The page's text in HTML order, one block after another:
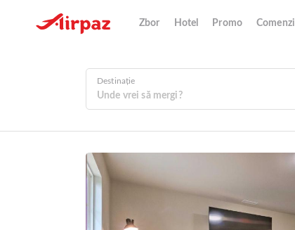
Zbor Hotel Promo Comenzi
Destinație